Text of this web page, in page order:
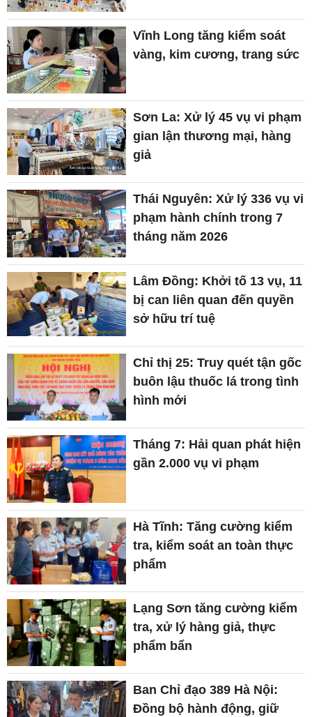
Vĩnh Long tăng kiểm soát
vàng, kim cương, trang sức
Sơn La: Xử lý 45 vụ vi phạm
gian lận thương mại, hàng
giả
Thái Nguyên: Xử lý 336 vụ vi
phạm hành chính trong 7
tháng năm 2026
Lâm Đồng: Khởi tố 13 vụ, 11
bị can liên quan đến quyền
sở hữu trí tuệ
Chỉ thị 25: Truy quét tận gốc
buôn lậu thuốc lá trong tình
hình mới
Tháng 7: Hải quan phát hiện
gần 2.000 vụ vi phạm
Hà Tĩnh: Tăng cường kiểm
tra, kiểm soát an toàn thực
phẩm
Lạng Sơn tăng cường kiểm
tra, xử lý hàng giả, thực
phẩm bẩn
Ban Chỉ đạo 389 Hà Nội:
Đồng bộ hành động, giữ